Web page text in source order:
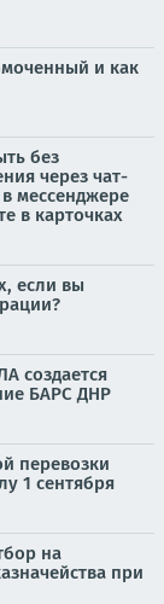
и как
без
через чат-
мессенджере
в карточках
если вы
создается
БАРС ДНР
перевозки
1 сентября
на
при